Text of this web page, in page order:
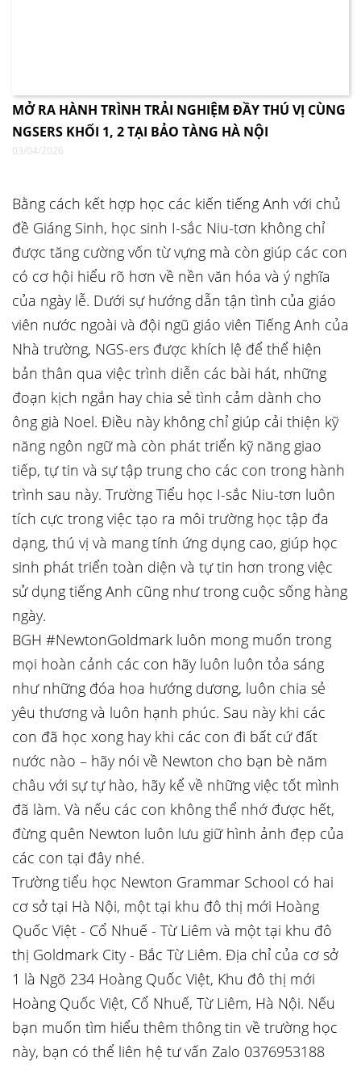
MỞ RA HÀNH TRÌNH TRẢI NGHIỆM ĐẦY THÚ VỊ CÙNG
NGSERS KHỐI 1, 2 TẠI BẢO TÀNG HÀ NỘI
03/04/2026
Bằng cách kết hợp học các kiến tiếng Anh với chủ
đề Giáng Sinh, học sinh I-sắc Niu-tơn không chỉ
được tăng cường vốn từ vựng mà còn giúp các con
có cơ hội hiểu rõ hơn về nền văn hóa và ý nghĩa
của ngày lễ. Dưới sự hướng dẫn tận tình của giáo
viên nước ngoài và đội ngũ giáo viên Tiếng Anh của
Nhà trường, NGS-ers được khích lệ để thể hiện
bản thân qua việc trình diễn các bài hát, những
đoạn kịch ngắn hay chia sẻ tình cảm dành cho
ông già Noel. Điều này không chỉ giúp cải thiện kỹ
năng ngôn ngữ mà còn phát triển kỹ năng giao
tiếp, tự tin và sự tập trung cho các con trong hành
trình sau này. Trường Tiểu học I-sắc Niu-tơn luôn
tích cực trong việc tạo ra môi trường học tập đa
dạng, thú vị và mang tính ứng dụng cao, giúp học
sinh phát triển toàn diện và tự tin hơn trong việc
sử dụng tiếng Anh cũng như trong cuộc sống hàng
ngày.
BGH #NewtonGoldmark luôn mong muốn trong
mọi hoàn cảnh các con hãy luôn luôn tỏa sáng
như những đóa hoa hướng dương, luôn chia sẻ
yêu thương và luôn hạnh phúc. Sau này khi các
con đã học xong hay khi các con đi bất cứ đất
nước nào – hãy nói về Newton cho bạn bè năm
châu với sự tự hào, hãy kể về những việc tốt mình
đã làm. Và nếu các con không thể nhớ được hết,
đừng quên Newton luôn lưu giữ hình ảnh đẹp của
các con tại đây nhé.
Trường tiểu học Newton Grammar School có hai
cơ sở tại Hà Nội, một tại khu đô thị mới Hoàng
Quốc Việt - Cổ Nhuế - Từ Liêm và một tại khu đô
thị Goldmark City - Bắc Từ Liêm. Địa chỉ của cơ sở
1 là Ngõ 234 Hoàng Quốc Việt, Khu đô thị mới
Hoàng Quốc Việt, Cổ Nhuế, Từ Liêm, Hà Nội. Nếu
bạn muốn tìm hiểu thêm thông tin về trường học
này, bạn có thể liên hệ tư vấn Zalo 0376953188